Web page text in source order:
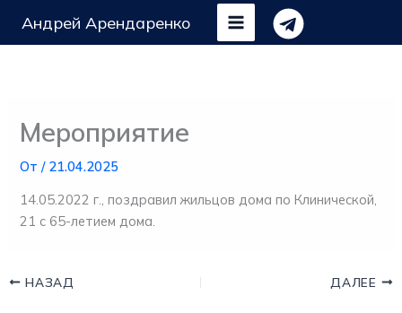
Андрей Арендаренко
Мероприятие
От/ 21.04.2025
14.05.2022 г., поздравил жильцов дома по Клинической,
21 с 65-летием дома.
НАЗАД ДАЛЕЕ